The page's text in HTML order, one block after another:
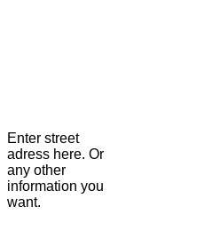
Enter street
adress here. Or
any other
information you
want.